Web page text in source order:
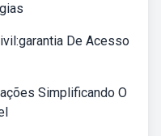
De Acesso
Simplificando O